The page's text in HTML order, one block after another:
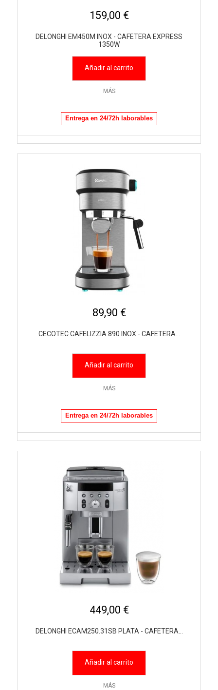
159,00 €
DELONGHI EM450M INOX - CAFETERA EXPRESS
1350W
Añadir al carrito
MÁS
Entrega en 24/72h laborables
89,90 €
CECOTEC CAFELIZZIA 890 INOX - CAFETERA...
Añadir al carrito
MÁS
Entrega en 24/72h laborables
449,00 €
DELONGHI ECAM250.31SB PLATA - CAFETERA...
Añadir al carrito
MÁS